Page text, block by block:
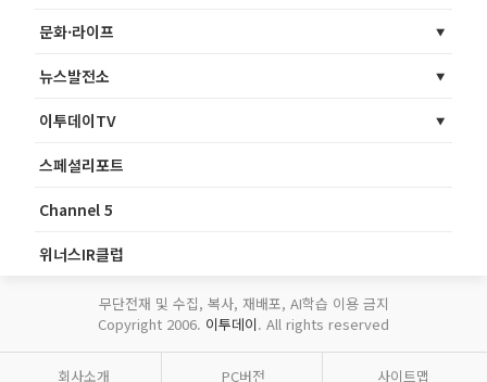
문화·라이프
뉴스발전소
이투데이TV
스페셜리포트
Channel 5
위너스IR클럽
무단전재 및 수집, 복사, 재배포, AI학습 이용 금지
Copyright 2006. 이투데이. All rights reserved
회사소개 PC버전 사이트맵